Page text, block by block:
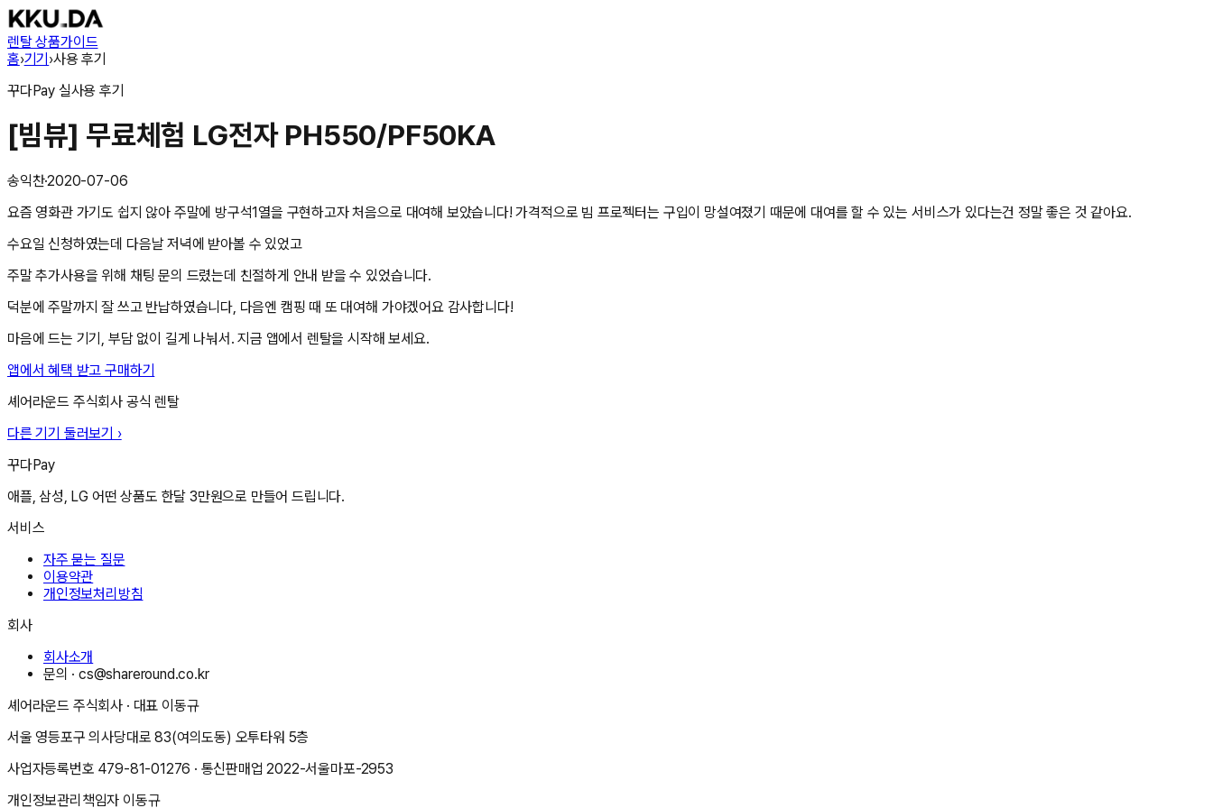
렌탈 상품가이드
홈›기기›사용 후기
꾸다Pay 실사용 후기
[빔뷰] 무료체험 LG전자 PH550/PF50KA
송익찬·2020-07-06
요즘 영화관 가기도 쉽지 않아 주말에 방구석1열을 구현하고자 처음으로 대여해 보았습니다! 가격적으로 빔 프로젝터는 구입이 망설여졌기 때문에 대여를 할 수 있는 서비스가 있다는건 정말 좋은 것 같아요.
수요일 신청하였는데 다음날 저녁에 받아볼 수 있었고
주말 추가사용을 위해 채팅 문의 드렸는데 친절하게 안내 받을 수 있었습니다.
덕분에 주말까지 잘 쓰고 반납하였습니다, 다음엔 캠핑 때 또 대여해 가야겠어요 감사합니다!
마음에 드는 기기, 부담 없이 길게 나눠서. 지금 앱에서 렌탈을 시작해 보세요.
앱에서 혜택 받고 구매하기
셰어라운드 주식회사 공식 렌탈
다른 기기 둘러보기 ›
꾸다Pay
애플, 삼성, LG 어떤 상품도 한달 3만원으로 만들어 드립니다.
서비스
자주 묻는 질문
이용약관
개인정보처리방침
회사
회사소개
문의 ·cs@shareround.co.kr
셰어라운드 주식회사 · 대표 이동규
서울 영등포구 의사당대로 83(여의도동) 오투타워 5층
사업자등록번호 479-81-01276 · 통신판매업2022-서울마포-2953
개인정보관리책임자 이동규